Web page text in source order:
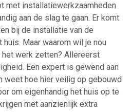
met installatiewerkzaamheden
aan de slag te gaan. Er komt
bij de installatie van de
Maar waarom wil je nou
werk zetten? Allereerst
Een expert is gewend aan
weet hoe hier veilig op gebouwd
om eigenhandig het huis op te
met aanzienlijk extra